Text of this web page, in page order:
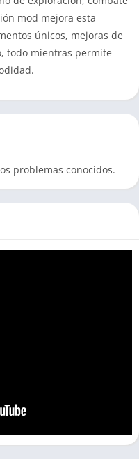
mod mejora esta
únicos, mejoras de
todo mientras permite
problemas conocidos.